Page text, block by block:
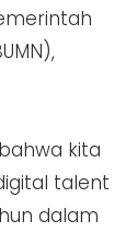
kita
talent
dalam